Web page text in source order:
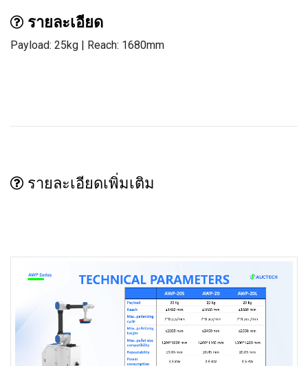
รายละเอียด
Payload: 25kg | Reach: 1680mm
รายละเอียดเพิ่มเติม